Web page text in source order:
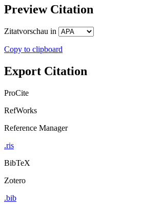
Preview Citation
Zitatvorschau in
Copy to clipboard
Export Citation
ProCite
RefWorks
Reference Manager
.ris
BibTeX
Zotero
.bib